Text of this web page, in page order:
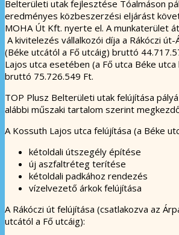
Belterületi utak fejlesztése Tóalmáson
eredményes közbeszerzési eljárást
MOHA Út Kft. nyerte el. A munkaterület
A kivitelezés vállalkozói díja a Rákóczi
(Béke utcától a Fő utcáig) bruttó
Lajos utca esetében (a Fő utca Béke
bruttó 75.726.549 Ft.
TOP Plusz Belterületi utak felújítása
alábbi műszaki tartalom szerint
A Kossuth Lajos utca felújítása (a Béke
kétoldali útszegély építése
új aszfaltréteg terítése
kétoldali padkához rendezés
vízelvezető árkok felújítása
A Rákóczi út felújítása (csatlakozva az
utcától a Fő utcáig):